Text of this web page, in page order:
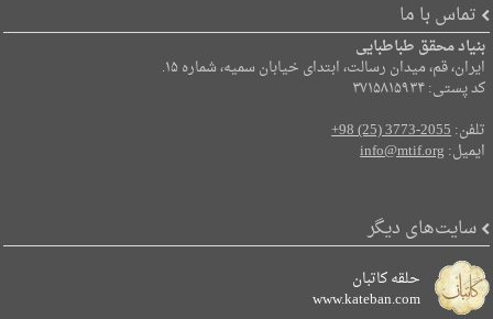
تماس با ما
بنیاد محقق طباطبایی
ایران، قم، میدان رسالت، ابتدای خیابان سمیه، شماره ۱۵.
کد پستی: ۳۷۱۵۸۱۵۹۳۴
تلفن:+98 (25) 3773-2055
ایمیل:info@mtif.org
سایت‌های دیگر
حلقه کاتبان
www.kateban.com